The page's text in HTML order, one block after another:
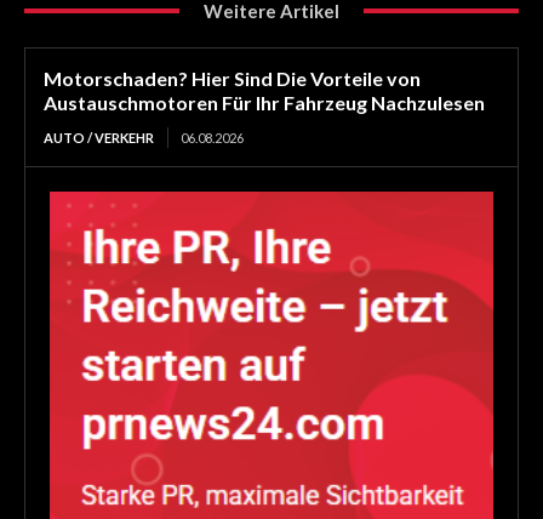
Weitere Artikel
Motorschaden? Hier Sind Die Vorteile von
Austauschmotoren Für Ihr Fahrzeug Nachzulesen
AUTO / VERKEHR 06.08.2026